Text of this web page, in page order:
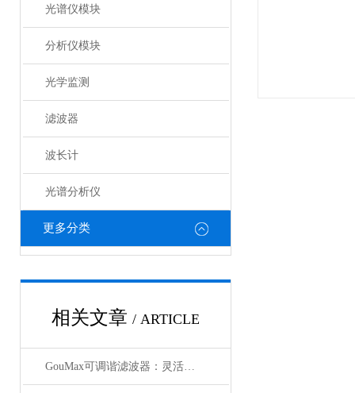
光谱仪模块
分析仪模块
光学监测
滤波器
波长计
光谱分析仪
更多分类
相关文章 / ARTICLE
GouMax可调谐滤波器：灵活性与性能的结合